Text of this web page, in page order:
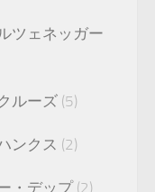
ツェネッガー
ルーズ (5)
ンクス (2)
・デップ(2)